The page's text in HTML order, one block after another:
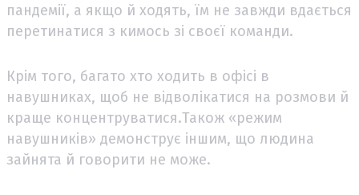
пандемії, а якщо й ходять, їм не завжди вдається
перетинатися з кимось зі своєї команди.
Крім того, багато хто ходить в офісі в
навушниках, щоб не відволікатися на розмови й
краще концентруватися.Також «режим
навушників» демонструє іншим, що людина
зайнята й говорити не може.